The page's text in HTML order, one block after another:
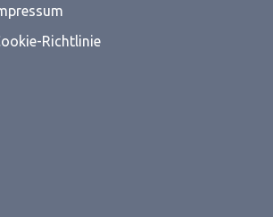
Richtlinie